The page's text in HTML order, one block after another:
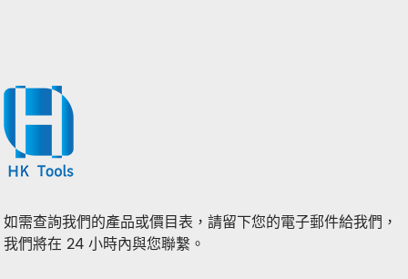
如需查詢我們的產品或價目表，請留下您的電子郵件給我們，
我們將在 24 小時內與您聯繫。